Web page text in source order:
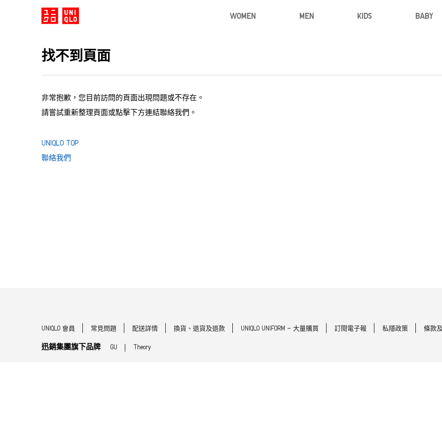
WOMEN MEN KIDS BABY
找不到頁面
非常抱歉，您目前訪問的頁面出現問題或不存在。
請嘗試重新整理頁面或點擊下方連結聯絡我們。
UNIQLO TOP
聯絡我們
UNIQLO 會員 常見問題 配送詳情 換貨、退貨及退款 UNIQLO UNIFORM - 大量購買 訂閱電子報 私隱政策 條款
迅銷集團旗下品牌 GU Theory